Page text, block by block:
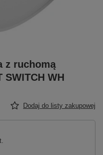
z ruchomą
SWITCH WH
Dodaj do listy zakupowej